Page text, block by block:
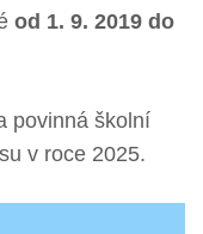
od 1. 9. 2019 do
povinná školní
v roce 2025.